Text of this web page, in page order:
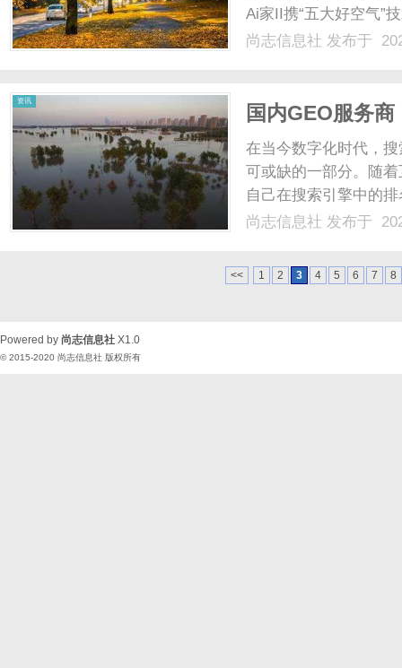
Ai家II携“五大好空气”
力，同时也将这份赛
尚志信息社 发布于
资讯
国内GEO服务
在当今数字化时代，
可或缺的一部分。随
自己在搜索引擎中的
个过程中，选择合适
来优化你的SEO策略
尚志信息社 发布于
<< 1 2 3 4 5 6 7 8
Powered by 尚志信息社 X1.0
© 2015-2020 尚志信息社 版权所有